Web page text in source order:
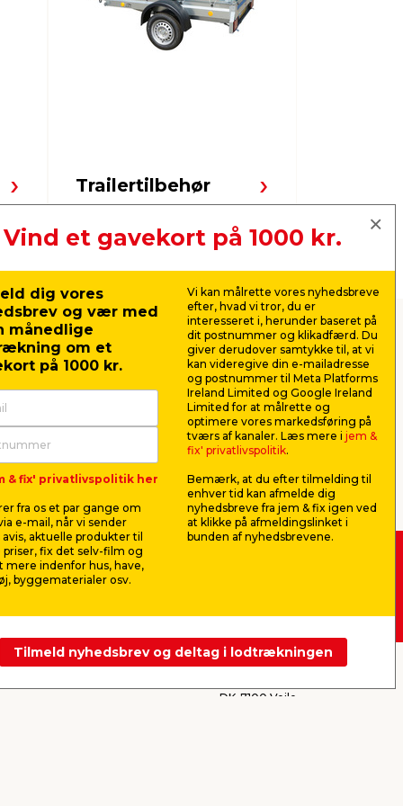
Trailertilbehør
lave priser
så dine køretøjer og maskiner altid er
batteriladere og startkabler,
længere tids stilstand. Det samme
undgår du startproblemer og unødige
kan vælge den løsning, der passer til
være forberedt på næste gang batteriet
kapacitet (Ah), startstrøm og
båd. Vælger du et batteri med de
Køb i webshop
DK-7100 Vejle
Vind et gavekort på 1000 kr.
dig vores
og vær med
månedlige
om et
på 1000 kr.
& fix' privatlivspolitik her
fra os et par gange om
e-mail, når vi sender
aktuelle produkter til
priser, fix det selv-film og
mere indenfor hus, have,
byggematerialer osv.
Vi kan målrette vores nyhedsbreve
efter, hvad vi tror, du er
interesseret i, herunder baseret på
dit postnummer og klikadfærd. Du
giver derudover samtykke til, at vi
kan videregive din e-mailadresse
og postnummer til Meta Platforms
Ireland Limited og Google Ireland
Limited for at målrette og
optimere vores markedsføring på
tværs af kanaler. Læs mere i jem &
fix' privatlivspolitik.
Bemærk, at du efter tilmelding til
enhver tid kan afmelde dig
nyhedsbreve fra jem & fix igen ved
at klikke på afmeldingslinket i
bunden af nyhedsbrevene.
Tilmeld nyhedsbrev og deltag i lodtrækningen